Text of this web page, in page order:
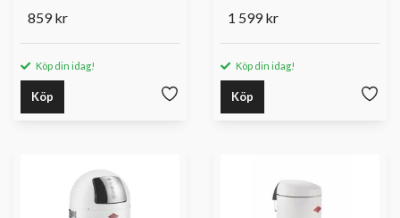
859 kr
Köp din idag!
Köp
1 599 kr
Köp din idag!
Köp